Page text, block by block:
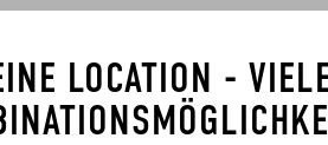
LOCATION -